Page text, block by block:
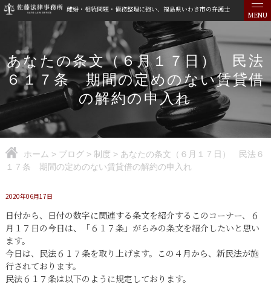
離婚・相続問題・債務整理に強い、福島県いわき市の弁護士
MENU
あなたの条文（６月１７日） 民法
６１７条 期間の定めのない賃貸借
の解約の申入れ
ホーム > ブログ> 制度 > あなたの条文（６月１７日） 民法６
１７条 期間の定めのない賃貸借の解約の申入れ
2020年06月17日
日付から、日付の数字に関連する条文を紹介するこのコーナー、６
月１７日の今日は、「６１７条」がらみの条文を紹介したいと思い
ます。
今日は、民法６１７条を取り上げます。この４月から、新民法が施
行されております。
民法６１７条は以下のように規定しております。